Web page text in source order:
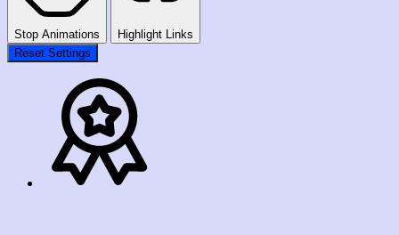
Stop Animations
Highlight Links
Reset Settings